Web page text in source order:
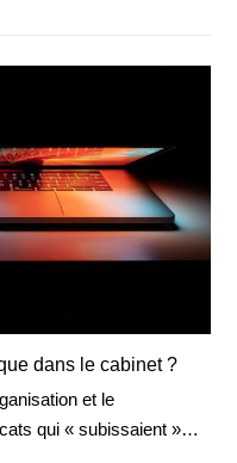
dans le cabinet ?
et le
qui « subissaient »…